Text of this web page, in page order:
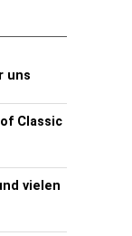
uns
Classic
vielen